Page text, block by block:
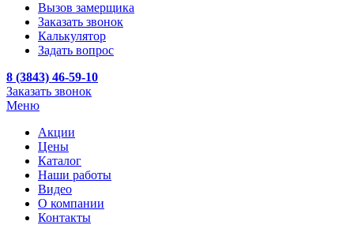
Вызов замерщика
Заказать звонок
Калькулятор
Задать вопрос
8 (3843) 46-59-10
Заказать звонок
Меню
Акции
Цены
Каталог
Наши работы
Видео
О компании
Контакты